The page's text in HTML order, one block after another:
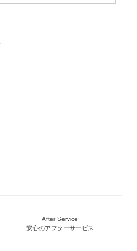
After Service
安心のアフターサービス